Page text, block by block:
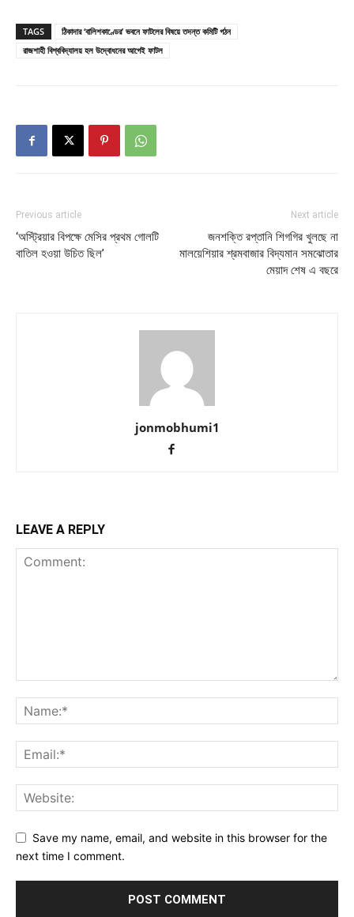
TAGS
ঠিকাদার ‘বালিশকাণ্ডের’ ভবনে ফাটলের বিষয়ে তদন্ত কমিটি গঠন
রাজশাহী বিশ্ববিদ্যালয় হল উদ্বোধনের আগেই ফাটল
Previous article
‘অস্ট্রিয়ার বিপক্ষে মেসির প্রথম গোলটি
বাতিল হওয়া উচিত ছিল’
Next article
জনশক্তি রপ্তানি শিগগির খুলছে না
মালয়েশিয়ার শ্রমবাজার বিদ্যমান সমঝোতার
মেয়াদ শেষ এ বছরে
jonmobhumi1
LEAVE A REPLY
Save my name, email, and website in this browser for the
next time I comment.